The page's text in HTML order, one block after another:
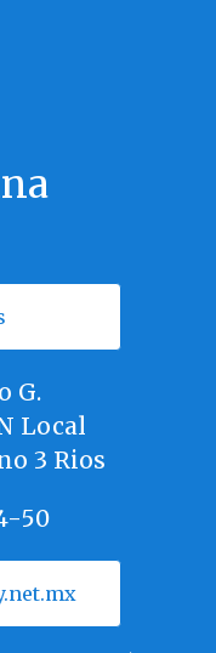
G.
Local
3 Rios
50